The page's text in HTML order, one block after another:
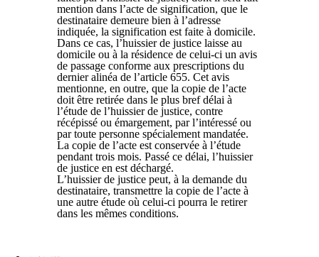
mention dans l’acte de signification, que le
destinataire demeure bien à l’adresse
indiquée, la signification est faite à domicile.
Dans ce cas, l’huissier de justice laisse au
domicile ou à la résidence de celui-ci un avis
de passage conforme aux prescriptions du
dernier alinéa de l’article 655. Cet avis
mentionne, en outre, que la copie de l’acte
doit être retirée dans le plus bref délai à
l’étude de l’huissier de justice, contre
récépissé ou émargement, par l’intéressé ou
par toute personne spécialement mandatée.
La copie de l’acte est conservée à l’étude
pendant trois mois. Passé ce délai, l’huissier
de justice en est déchargé.
L’huissier de justice peut, à la demande du
destinataire, transmettre la copie de l’acte à
une autre étude où celui-ci pourra le retirer
dans les mêmes conditions.